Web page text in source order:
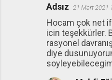
Adsız 21 Mart 2021
Hocam çok net
icin teşekkürler.
rasyonel
diye